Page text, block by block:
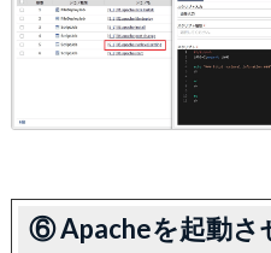
⑥ Apacheを起動さ